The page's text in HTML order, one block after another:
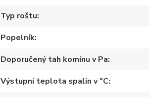
Typ roštu
Popelník
Doporučený tah komínu v Pa
Výstupní teplota spalin v °C